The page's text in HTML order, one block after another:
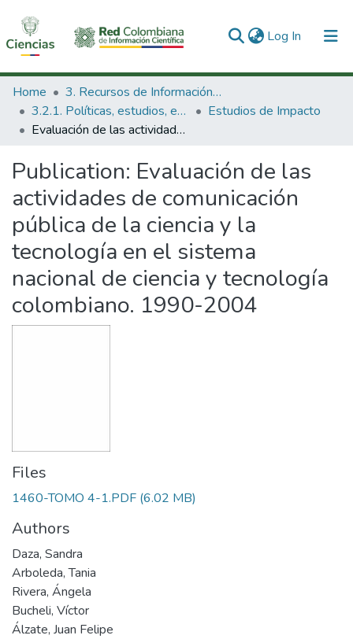
Log In (current)
Communities & Collections
All of DSpace
Home
3. Recursos de Información Científica y Tecnológica
3.2.1. Políticas, estudios, evaluaciones e indicadores de CTeI
Estudios de Impacto
Evaluación de las actividades de comunicación pública de la ciencia y la tecnología en el sistema nacional de ciencia y tecnología colombiano. 1990-2004
Publication: Evaluación de las
actividades de comunicación
pública de la ciencia y la
tecnología en el sistema
nacional de ciencia y tecnología
colombiano. 1990-2004
Files
1460-TOMO 4-1.PDF (6.02 MB)
Authors
Daza, Sandra
Arboleda, Tania
Rivera, Ángela
Bucheli, Víctor
Álzate, Juan Felipe